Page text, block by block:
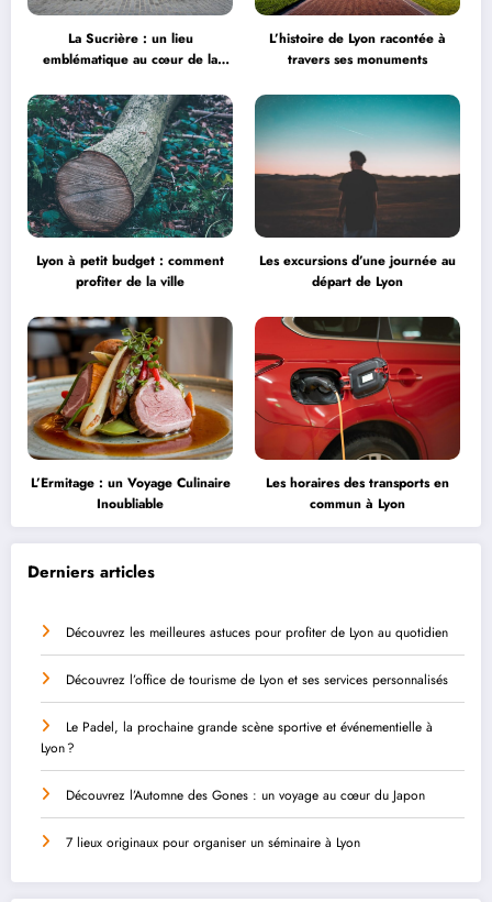
La Sucrière : un lieu
emblématique au cœur de la
L’histoire de Lyon racontée à
travers ses monuments
Lyon à petit budget : comment
profiter de la ville
Les excursions d’une journée au
départ de Lyon
L’Ermitage : un Voyage Culinaire
Inoubliable
Les horaires des transports en
commun à Lyon
Derniers articles
Découvrez les meilleures astuces pour profiter de Lyon au quotidien
Découvrez l’office de tourisme de Lyon et ses services personnalisés
Le Padel, la prochaine grande scène sportive et événementielle à
Lyon ?
Découvrez l’Automne des Gones : un voyage au cœur du Japon
7 lieux originaux pour organiser un séminaire à Lyon